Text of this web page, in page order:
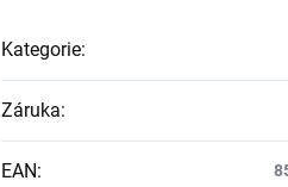
Kategorie:
Záruka:
EAN: